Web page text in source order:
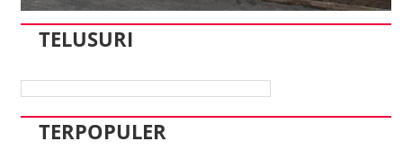
TELUSURI
TERPOPULER